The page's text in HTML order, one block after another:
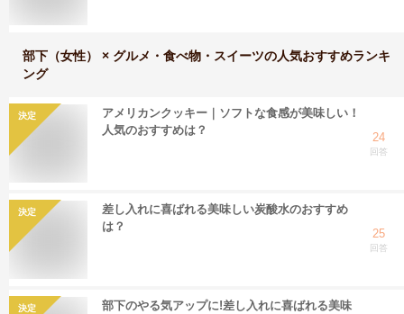
部下（女性） × グルメ・食べ物・スイーツの人気おすすめランキ
ング
決定
アメリカンクッキー｜ソフトな食感が美味しい！
人気のおすすめは？
24
回答
決定
差し入れに喜ばれる美味しい炭酸水のおすすめ
は？
25
回答
決定
部下のやる気アップに!差し入れに喜ばれる美味